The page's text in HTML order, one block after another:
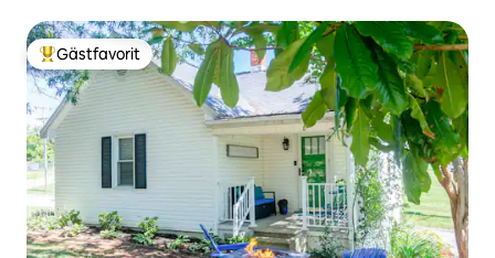
Populär gästfavorit
Gästfavorit